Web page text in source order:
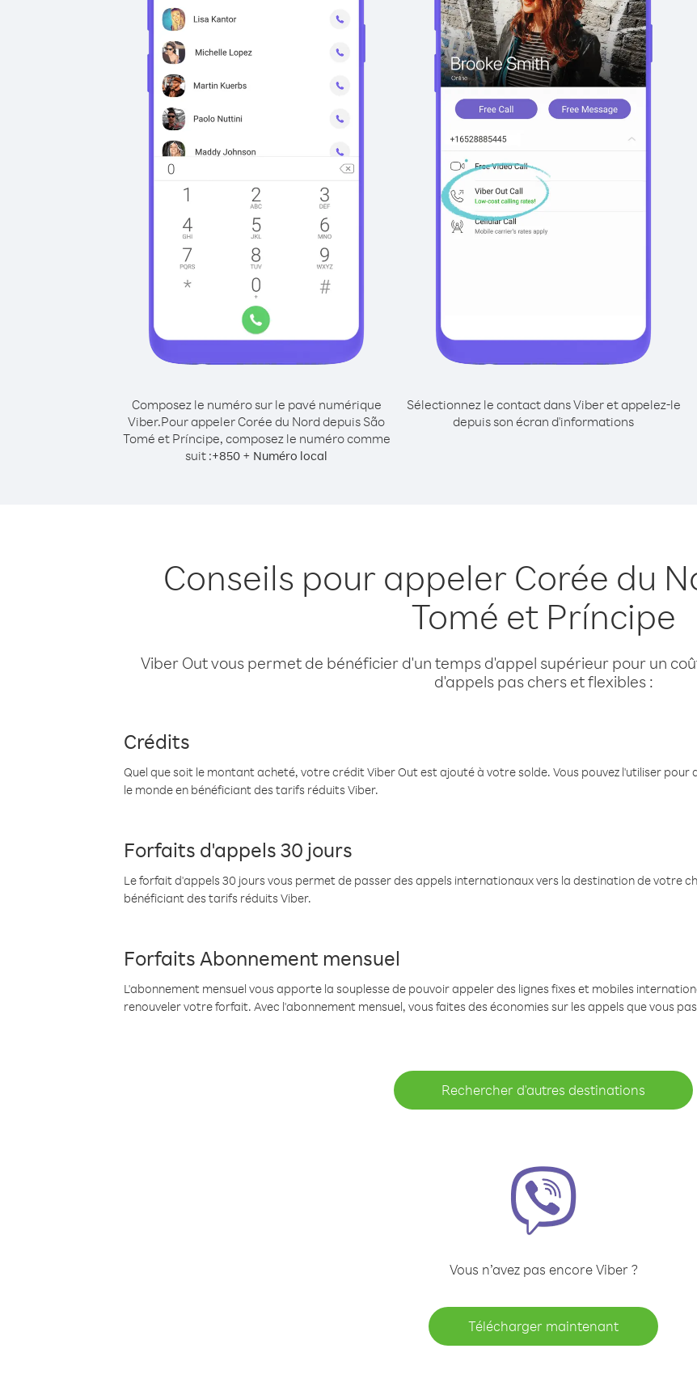
Composez le numéro sur le pavé numérique
Viber.Pour appeler Corée du Nord depuis São
Tomé et Príncipe, composez le numéro comme
suit :+850 + Numéro local
Sélectionnez le contact dans Viber et appelez-le
depuis son écran d'informations
Conseils pour appeler Corée du
Tomé et Príncipe
Viber Out vous permet de bénéficier d'un temps d'appel supérieur pour un
d'appels pas chers et flexibles :
Crédits
Quel que soit le montant acheté, votre crédit Viber Out est ajouté à votre solde. Vous pouvez l'utiliser
le monde en bénéficiant des tarifs réduits Viber.
Forfaits d'appels 30 jours
Le forfait d'appels 30 jours vous permet de passer des appels internationaux vers la destination de votre
bénéficiant des tarifs réduits Viber.
Forfaits Abonnement mensuel
L'abonnement mensuel vous apporte la souplesse de pouvoir appeler des lignes fixes et mobiles
renouveler votre forfait. Avec l'abonnement mensuel, vous faites des économies sur les appels que vous
Rechercher d'autres destinations
Vous n’avez pas encore Viber ?
Télécharger maintenant